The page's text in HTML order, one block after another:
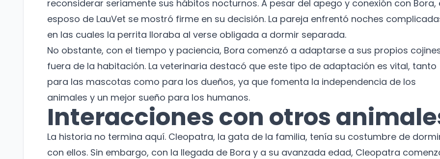
reconsiderar seriamente sus hábitos nocturnos. A pesar del apego y conexión con Bora,
esposo de LauVet se mostró firme en su decisión. La pareja enfrentó noches
en las cuales la perrita lloraba al verse obligada a dormir separada.
No obstante, con el tiempo y paciencia, Bora comenzó a adaptarse a sus propios
fuera de la habitación. La veterinaria destacó que este tipo de adaptación es vital, tanto
para las mascotas como para los dueños, ya que fomenta la independencia de los
animales y un mejor sueño para los humanos.
Interacciones con otros
La historia no termina aquí. Cleopatra, la gata de la familia, tenía su costumbre de
con ellos. Sin embargo, con la llegada de Bora y a su avanzada edad, Cleopatra
¡No te pierdas nuestras
Suscríbete a nuestro boletín para recibir
noticias y actualizaciones.